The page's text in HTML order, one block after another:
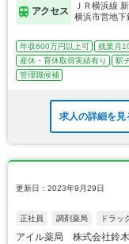
アクセス
ＪＲ横浜線
横浜市営地
年収600万円以上可 残業月
産休・育休取得実績有り
駅
管理職候補
求人の詳細を見
更新日：2023年9月29日
正社員 調剤薬局 ドラッ
アイル薬局 株式会社鈴